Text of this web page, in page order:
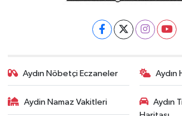
Aydın Nöbetçi Eczaneler Aydın
Aydin Namaz Vakitleri
Aydın